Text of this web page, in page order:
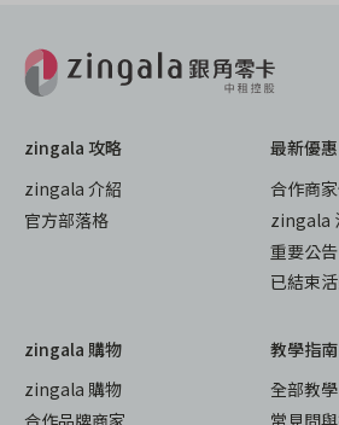
zingala 攻略
zingala 介紹
官方部落格
最新優惠
合作商
zingala
重要公告
已結束
zingala 購物
zingala 購物
教學指南
全部教學